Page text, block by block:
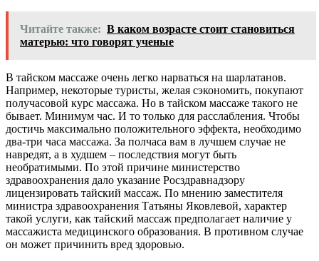
Читайте также: В каком возрасте стоит становиться
матерью: что говорят ученые
В тайском массаже очень легко нарваться на шарлатанов.
Например, некоторые туристы, желая сэкономить, покупают
получасовой курс массажа. Но в тайском массаже такого не
бывает. Минимум час. И то только для расслабления. Чтобы
достичь максимально положительного эффекта, необходимо
два-три часа массажа. За полчаса вам в лучшем случае не
навредят, а в худшем – последствия могут быть
необратимыми. По этой причине министерство
здравоохранения дало указание Росздравнадзору
лицензировать тайский массаж. По мнению заместителя
министра здравоохранения Татьяны Яковлевой, характер
такой услуги, как тайский массаж предполагает наличие у
массажиста медицинского образования. В противном случае
он может причинить вред здоровью.